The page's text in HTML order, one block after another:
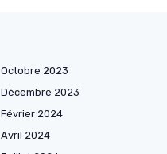
Octobre 2023
Décembre 2023
Février 2024
Avril 2024